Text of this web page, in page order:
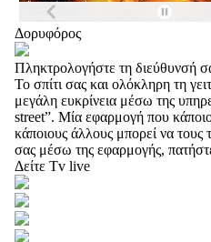
Δορυφόρος
Πληκτρολογήστε τη διεύθυνσή
Το σπίτι σας και ολόκληρη τη
μεγάλη ευκρίνεια μέσω της
street”. Μία εφαρμογή που
κάποιους άλλους μπορεί να τους
σας μέσω της εφαρμογής,
Δείτε Tv live